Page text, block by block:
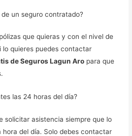
un seguro contratado?
que quieras y con el nivel de
lo quieres puedes contactar
de Seguros Lagun Aro para que
las 24 horas del día?
solicitar asistencia siempre que lo
hora del día. Solo debes contactar